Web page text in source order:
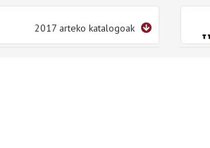
2017 arteko katalogoak